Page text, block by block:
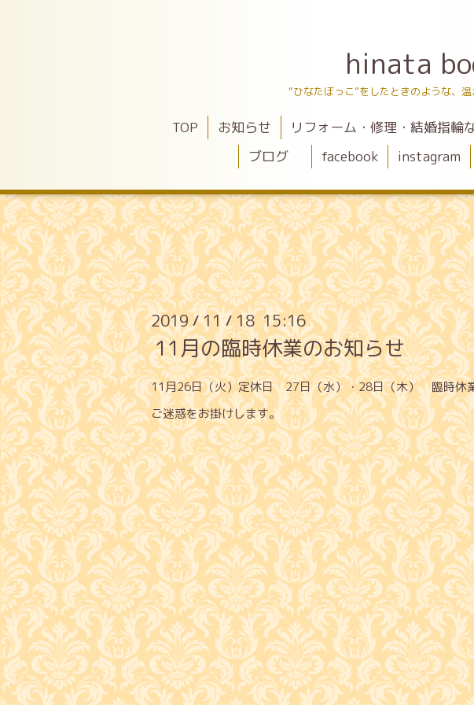
hinata
“ひなたぼっこ”をしたときのような、
TOP お知らせ リフォーム・修理・結婚指輪
ブログ
facebook instagram
2019/11/18 15:16
11月の臨時休業のお知らせ
11月26日（火）定休日 27日（水）・28日（木） 臨時休
ご迷惑をお掛けします。